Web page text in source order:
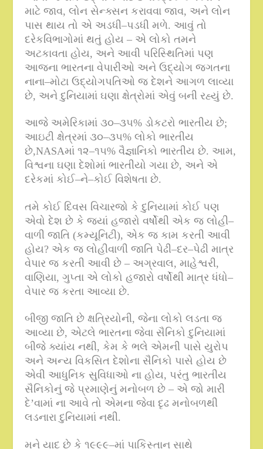
માટે જાવ,લોન સેન્ક્સન કરાવવા જાવ, અને લોન
પાસ થાય તો એ અડધી–પડધી મળે. આવું તો
દરેકવિભાગોમાં થતું હોય – એ લોકો તમને
અટકાવતા હોય, અને આવી પરિસ્થિતિમાં પણ
આજના ભારતના વેપારીઓ અને ઉદ્યોગ જગતના
નાના–મોટા ઉદ્યોગપતિઓ જ દેશને આગળ લાવ્યા
છે, અને દુનિયામાં ઘણા ક્ષેત્રોમાં એવું બની રહ્યું છે.
આજે અમેરિકામાં ૩૦–૩૫%ડોકટરો ભારતીય છે;
આઇટી ક્ષેત્રમાં ૩૦–૩૫%લોકો ભારતીય
છે,NASAમાં ૧૨–૧૫%વૈજ્ઞાનિકો ભારતીય છે. આમ,
વિશ્વના ઘણા દેશોમાં ભારતીયો ગયા છે, અને એ
દરેકમાં કોઈ–ને–કોઈ વિશેષતા છે.
તમે કોઈ દિવસ વિચારજો કે દુનિયામાં કોઈ પણ
એવો દેશ છે કે જ્યાં હજારો વર્ષોથી એક જ લોહી–
વાળી જાતિ (કમ્યૂનિટી), એક જ કામ કરતી આવી
હોય? એક જ લોહીવાળી જાતિ પેઢી–દર–પેઢી માત્ર
વેપાર જ કરતી આવી છે – અગ્રવાલ,માહેશ્વરી,
વાણિયા,ગુપ્તા એ લોકો હજારો વર્ષોથી માત્ર ધંધો–
વેપાર જ કરતા આવ્યા છે.
બીજી જાતિ છે ક્ષત્રિયોની,જેના લોકો લડતા જ
આવ્યા છે, એટલે ભારતના જેવા સૈનિકો દુનિયામાં
બીજે ક્યાંય નથી,કેમ કે ભલે એમની પાસે યુરોપ
અને અન્ય વિકસિત દેશોના સૈનિકો પાસે હોય છે
એવી આધુનિક સુવિધાઓ ના હોય, પરંતુ ભારતીય
સૈનિકોનું જે પ્રમાણેનું મનોબળ છે – એ જો મારી
દે’વામાં ના આવે તો એમના જેવા દૃઢ મનોબળથી
લડનારા દુનિયામાં નથી.
મને યાદ છે કે ૧૯૯૯–માં પાકિસ્તાન સાથે